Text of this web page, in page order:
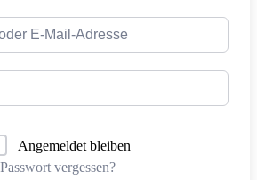
Angemeldet bleiben
Passwort vergessen?